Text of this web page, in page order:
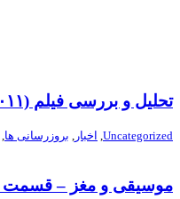
تحلیل و بررسی فیلم In Time (۲۰۱۱)
Uncategorized
, اخبار , بروزرسانی ها,
موسیقی و مغز – قسمت